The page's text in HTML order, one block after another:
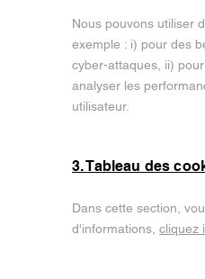
Nous pouvons utiliser
exemple : i) pour des
cyber-attaques, ii)
analyser les
utilisateur.
3. Tableau des
Dans cette section,
d'informations, cliquez